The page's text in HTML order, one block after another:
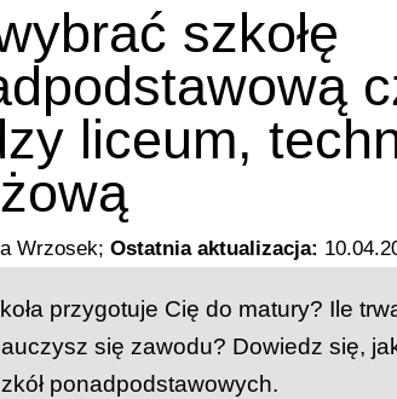
szkołę
liceum,
Wrzosek; Ostatnia aktualizacja:
przygotuje Cię do matury? Ile
się zawodu? Dowiedz się,
ponadpodstawowych.